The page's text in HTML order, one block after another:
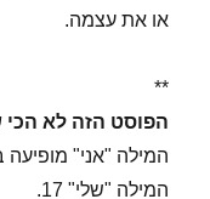
או את עצמה.
**
הפוסט הזה לא הכי
המילה "אני" מופיעה בו 29
המילה "שלי" 17.